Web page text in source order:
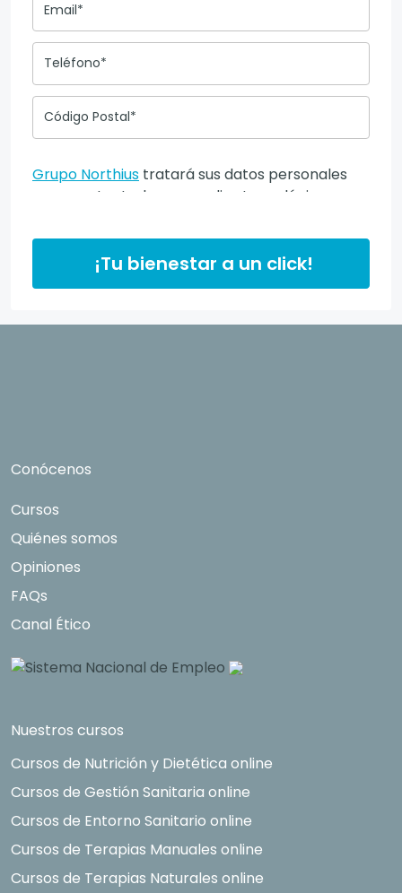
Email*
Teléfono*
Código Postal*
Grupo Northius tratará sus datos personales
para contactarle por medios tecnológicos,
con el fin de ofrecerle información del
programa formativo seleccionado o de otros
directamente relacionados con el interés
contratación correspondiente. Compartiremos
y como se explica en la
¡Tu bienestar a un click!
Conócenos
Cursos
Quiénes somos
Opiniones
FAQs
Canal Ético
Nuestros cursos
Cursos de Nutrición y Dietética online
Cursos de Gestión Sanitaria online
Cursos de Entorno Sanitario online
Cursos de Terapias Manuales online
Cursos de Terapias Naturales online